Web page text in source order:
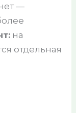
—
на
отдельная